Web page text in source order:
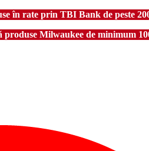
în rate prin TBI Bank de peste
produse Milwaukee de minimum